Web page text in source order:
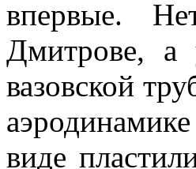
впервые.
Дмитрове, а
вазовской
виде